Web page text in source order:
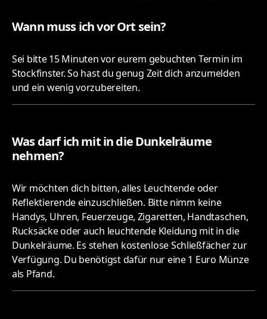
Wann muss ich vor Ort sein?
Sei bitte 15 Minuten vor eurem gebuchten Termin im
Stockfinster. So hast du genug Zeit dich anzumelden
und ein wenig vorzubereiten.
Was darf ich mit in die Dunkelräume
nehmen?
Wir möchten dich bitten, alles Leuchtende oder
Reflektierende einzuschließen. Bitte nimm keine
Handys, Uhren, Feuerzeuge, Zigaretten, Handtaschen,
Rucksäcke oder auch leuchtende Kleidung mit in die
Dunkelräume. Es stehen kostenlose Schließfächer zur
Verfügung. Du benötigst dafür nur eine 1 Euro Münze
als Pfand.